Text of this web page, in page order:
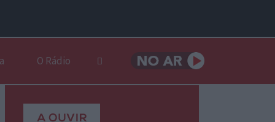
O Rádio